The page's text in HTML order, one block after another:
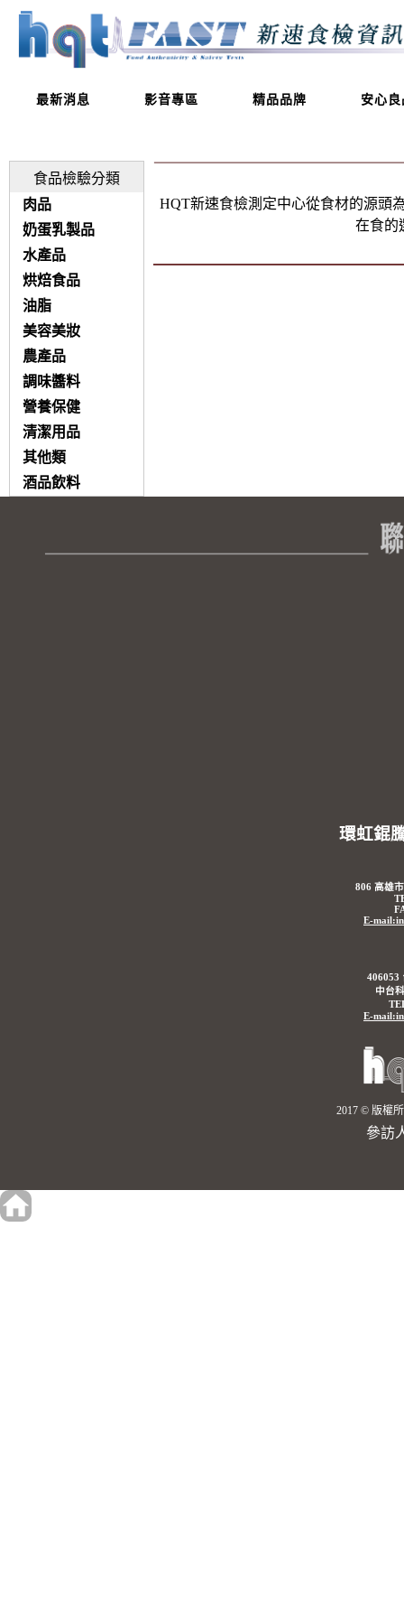
最新消息 影音專區 精品品牌 安心良
食品檢驗分類
肉品
奶蛋乳製品
水產品
烘焙食品
油脂
美容美妝
農產品
調味醬料
營養保健
清潔用品
其他類
酒品飲料
HQT新速食檢測定中心從食材的源頭
在食的
環虹錕
806 高雄
E-
406053
中台
E-
2017 © 版權
參訪